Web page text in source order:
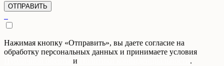
Нажимая кнопку «Отправить», вы даете согласие на
обработку персональных данных и принимаете условия
и .